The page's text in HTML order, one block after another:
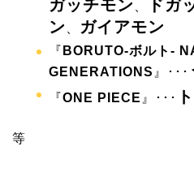
ガッチモン ドガ
ン
ガイアモン
『 BORUTO-ボルト-
GENERATIONS 』･･･
『ONE PIECE 』･･･
等